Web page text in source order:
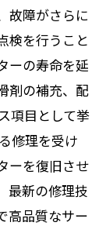
故障がさらに
検を行うこと
ーの寿命を延
剤の補充、配
項目として挙
修理を受け
ーを復旧させ
最新の修理技
高品質なサー